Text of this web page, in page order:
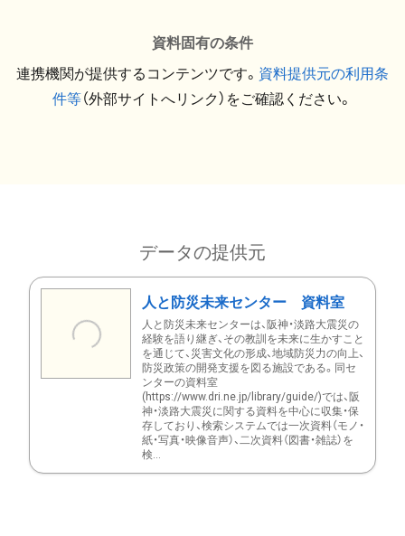
資料固有の条件
連携機関が提供するコンテンツです。 資料提供元の利用条
件等（外部サイトへリンク）をご確認ください。
データの提供元
人と防災未来センター 資料室
人と防災未来センターは、阪神・淡路大震災の
経験を語り継ぎ、その教訓を未来に生かすこと
を通じて、災害文化の形成、地域防災力の向上、
防災政策の開発支援を図る施設である。同セ
ンターの資料室
(https://www.dri.ne.jp/library/guide/)では、阪
神・淡路大震災に関する資料を中心に収集・保
存しており、検索システムでは一次資料（モノ・
紙・写真・映像音声）、二次資料（図書・雑誌）を
検...